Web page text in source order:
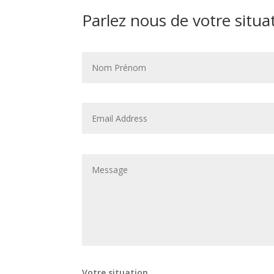
Parlez nous de votre